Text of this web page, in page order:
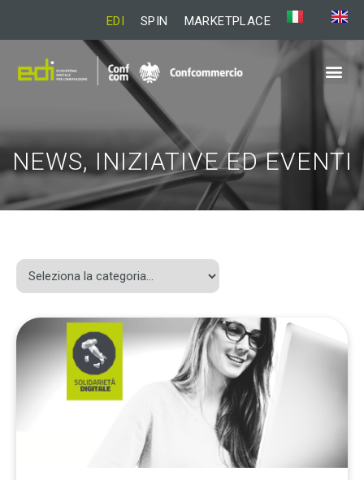
EDI SPIN MARKETPLACE
NEWS, INIZIATIVE ED EVENTI